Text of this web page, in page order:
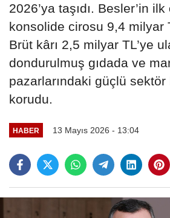
2026’ya taşıdı. Besler’in
konsolide cirosu 9,4 milyar
Brüt kârı 2,5 milyar TL’ye
dondurulmuş gıdada ve
pazarlarındaki güçlü
korudu.
HABER 13 Mayıs 2026 - 13:04